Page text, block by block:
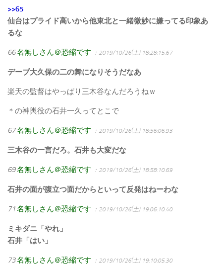
>>65
仙台はプライド高いから他東北と一緒微妙に嫌ってる印象あ
るな
66名無しさん＠恐縮です ：2019/10/26(土) 18:28:15.67
デーブ大久保の二の舞になりそうだなあ
楽天の監督はやっぱり三木谷なんだろうねｗ
＊の神輿役の石井一久ってとこで
67名無しさん＠恐縮です ：2019/10/26(土) 18:56:06.93
三木谷の一言だろ。石井も大変だな
69名無しさん＠恐縮です ：2019/10/26(土) 18:58:10.69
石井の面が腹立つ面だからといって反発はねーわな
71名無しさん＠恐縮です ：2019/10/26(土) 19:06:10.40
ミキダニ「やれ」
石井「はい」
73名無しさん＠恐縮です ：2019/10/26(土) 19:10:05.30